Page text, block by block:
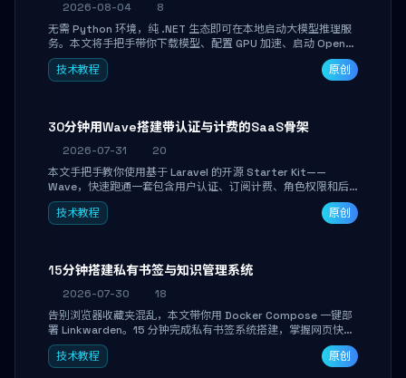
2026-08-04
8
无需 Python 环境，纯 .NET 生态即可在本地启动大模型推理服
务。本文将手把手带你下载模型、配置 GPU 加速、启动 OpenAI
兼容 API，并在 C# 业务代码中无缝调用。数据不出网，零门槛
搞定本地 LLM 部署。
技术教程 原创
30分钟用Wave搭建带认证与计费的SaaS骨架
2026-07-31
20
本文手把手教你使用基于 Laravel 的开源 Starter Kit——
Wave，快速跑通一套包含用户认证、订阅计费、角色权限和后
台管理的完整 SaaS 骨架。附带 Stripe 测试支付对接与自定义
业务页面开发实战，助你省去重复基建时间，将精力聚焦于核心
技术教程 原创
15分钟搭建私有书签与知识管理系统
2026-07-30
18
告别浏览器收藏夹混乱，本文带你用 Docker Compose 一键部
署 Linkwarden。15 分钟完成私有书签系统搭建，掌握网页快照
归档、高亮批注、分类管理与全文搜索。适合开发者与知识工作
者打造个人知识库，资料统一归档，随时检索。
技术教程 原创